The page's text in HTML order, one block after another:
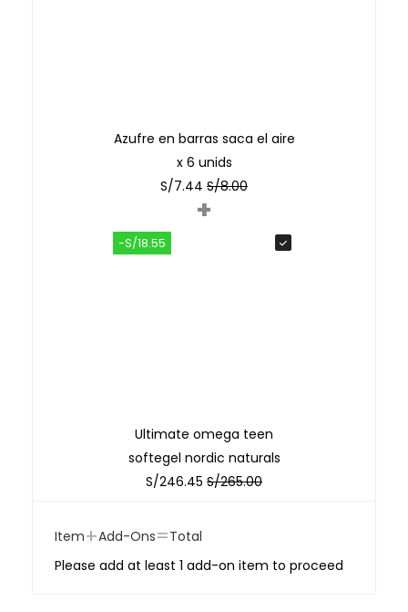
Azufre en barras saca el aire
x 6 unids
S/7.44 S/8.00
+
-S/18.55
Ultimate omega teen
softegel nordic naturals
S/246.45 S/265.00
Item+Add-Ons=Total
Please add at least 1 add-on item to proceed